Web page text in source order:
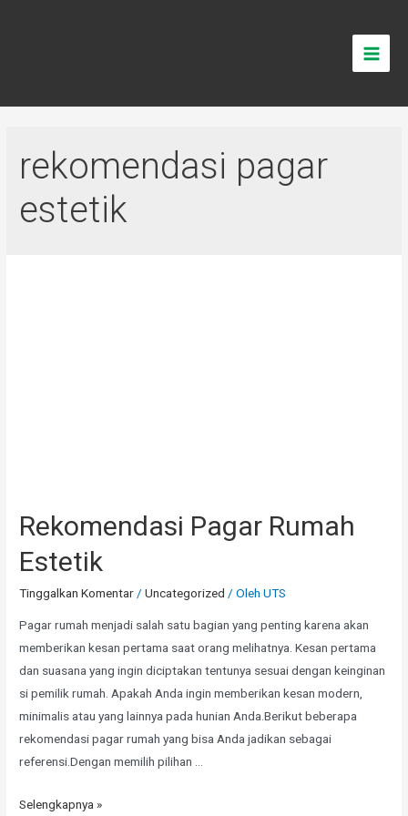
rekomendasi pagar
estetik
Rekomendasi Pagar Rumah
Estetik
Tinggalkan Komentar /Uncategorized / OlehUTS
Pagar rumah menjadi salah satu bagian yang penting karena akan
memberikan kesan pertama saat orang melihatnya. Kesan pertama
dan suasana yang ingin diciptakan tentunya sesuai dengan keinginan
si pemilik rumah. Apakah Anda ingin memberikan kesan modern,
minimalis atau yang lainnya pada hunian Anda.Berikut beberapa
rekomendasi pagar rumah yang bisa Anda jadikan sebagai
referensi.Dengan memilih pilihan …
Selengkapnya »